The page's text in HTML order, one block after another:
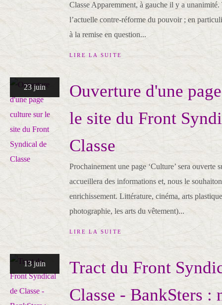
Classe Apparemment, à gauche il y a
l’actuelle contre-réforme du pouvoir ; en
à la remise en question...
LIRE LA SUITE
23 juin
Ouverture d'une
le site du Front
Classe
Prochainement une page ‘Culture’ sera ouverte
accueillera des informations et, nous le
enrichissement. Littérature, cinéma, arts
photographie, les arts du vêtement)...
LIRE LA SUITE
13 juin
Tract du Front
Classe - BankSters :